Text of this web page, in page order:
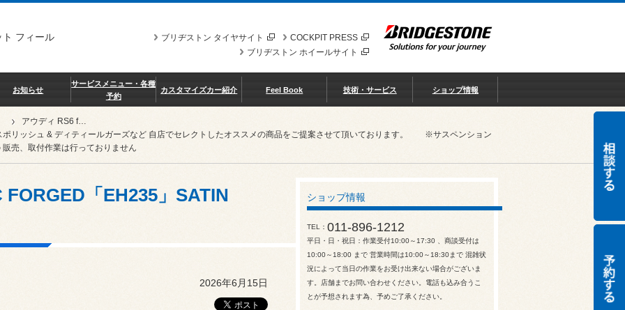
ト フィール COCKPIT PRESS
ブリヂストン タイヤサイト
ブリヂストン ホイールサイト
お知らせ
サービスメニュー・各種
予約
カスタマイズカー紹介 Feel Book 技術・サービス ショップ情報
アウディ RS6 feat. BC FORGED「EH235」SATIN BRUSHED
ポリッシュ & ディティールガーズなど 自店でセレクトしたオススメの商品をご提案させて頂いております。 ※サスペンション
売、取付作業は行っておりません
「EH235」SATIN
2026年6月15日
ショップ情報
TEL 011-896-1212
平日・日・祝日：作業受付10:00～17:30 、商談受付は
10:00～18:00 まで 営業時間は10:00～18:30まで 混雑状
況によって当日の作業をお受け出来ない場合がございま
す。店舗までお問い合わせください。電話も込み合うこ
とが予想されます為、予めご了承ください。